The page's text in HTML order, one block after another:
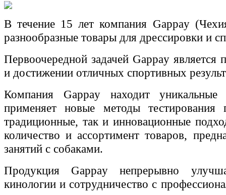
В течение 15 лет компания Gappay (
разнообразные товары для дрессировки и
Первоочередной задачей Gappay является
и достижении отличных спортивных
Компания Gappayнаходит уникальные
применяет новые методы тестирования
традиционные, так и инновационные
количество и ассортимент товаров,
занятий с собаками.
Продукция Gappayнепрерывно
кинологии и сотрудничество с